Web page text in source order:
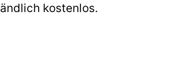
kostenlos.